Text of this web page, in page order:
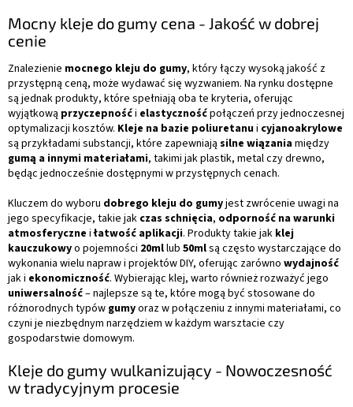
Mocny kleje do gumy cena - Jakość w dobrej
cenie
Znalezienie mocnego kleju do gumy, który łączy wysoką jakość z
przystępną ceną, może wydawać się wyzwaniem. Na rynku dostępne
są jednak produkty, które spełniają oba te kryteria, oferując
wyjątkową przyczepnośći elastycznośćpołączeń przy jednoczesnej
optymalizacji kosztów. Kleje na bazie poliuretanui cyjanoakrylowe
są przykładami substancji, które zapewniają silne wiązaniamiędzy
gumą a innymi materiałami, takimi jak plastik, metal czy drewno,
będąc jednocześnie dostępnymi w przystępnych cenach.
Kluczem do wyboru dobrego kleju do gumyjest zwrócenie uwagi na
jego specyfikacje, takie jak czas schnięcia, odporność na warunki
atmosferyczne iłatwość aplikacji. Produkty takie jak klej
kauczukowyo pojemności 20mllub 50mlsą często wystarczające do
wykonania wielu napraw i projektów DIY, oferując zarówno wydajność
jak i ekonomiczność. Wybierając klej, warto również rozważyć jego
uniwersalność– najlepsze są te, które mogą być stosowane do
różnorodnych typów gumyoraz w połączeniu z innymi materiałami, co
czyni je niezbędnym narzędziem w każdym warsztacie czy
gospodarstwie domowym.
Kleje do gumy wulkanizujący - Nowoczesność
w tradycyjnym procesie